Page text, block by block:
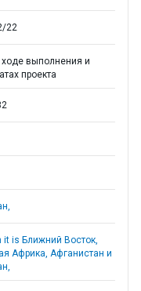
22
ходе выполнения и
проекта
it is Ближний Восток,
Африка, Афганистан и